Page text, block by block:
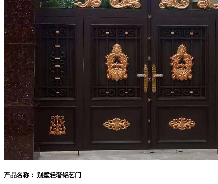
产品名称： 别墅轻奢铝艺门